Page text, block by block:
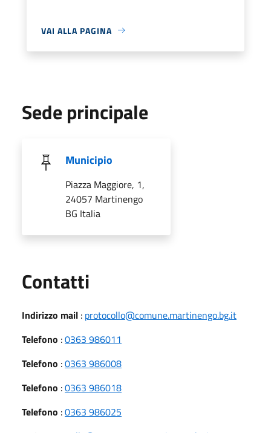
VAI ALLA PAGINA
Sede principale
Municipio
Piazza Maggiore, 1,
24057 Martinengo
BG Italia
Contatti
Indirizzo mail : protocollo@comune.martinengo.bg.it
Telefono :0363 986011
Telefono :0363 986008
Telefono :0363 986018
Telefono :0363 986025